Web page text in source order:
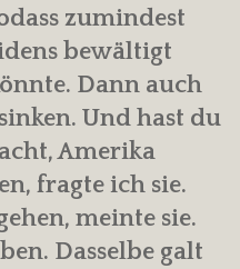
zumindest
bewältigt
Dann auch
Und hast du
Amerika
fragte ich sie.
meinte sie.
Dasselbe galt